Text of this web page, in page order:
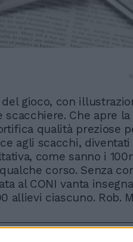
gioco, con
Che apre la
qualità preziose
agli scacchi, diventati
come sanno i
corso. Senza
al CONI vanta
allievi ciascuno. Rob.